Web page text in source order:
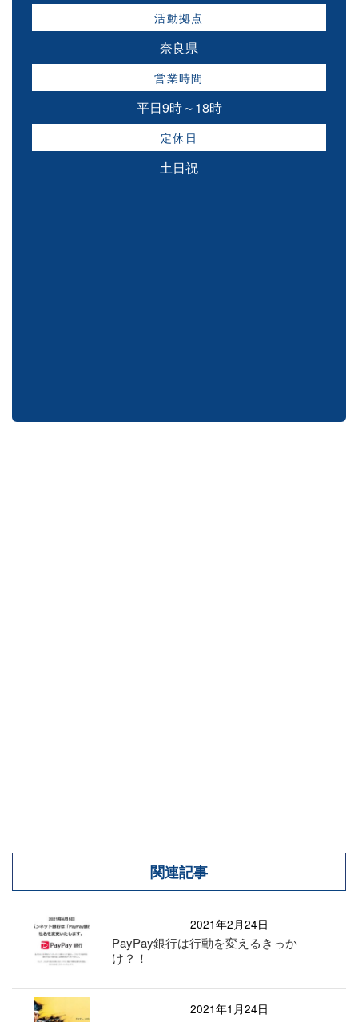
活動拠点
奈良県
営業時間
平日9時～18時
定休日
土日祝
関連記事
2021年2月24日
PayPay銀行は行動を変えるきっか
け？！
2021年1月24日